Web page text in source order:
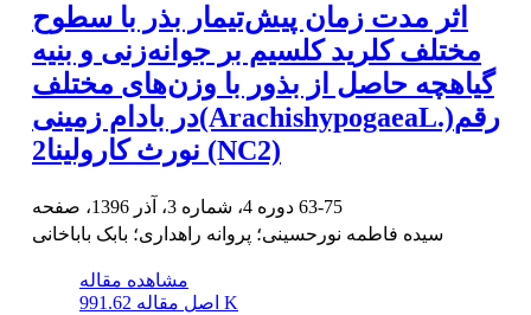
اثر مدت زمان پیش‌تیمار بذر با سطوح
مختلف کلرید کلسیم بر جوانه‌زنی و بنیه
گیاهچه حاصل از بذور با وزن‌های مختلف
در بادام زمینی(ArachishypogaeaL.)رقم
نورث کارولینا2 (NC2)
63-75
سیده فاطمه نورحسینی؛ پروانه راهداری؛ بابک باباخانی
مشاهده مقاله
اصل مقاله 991.62 K